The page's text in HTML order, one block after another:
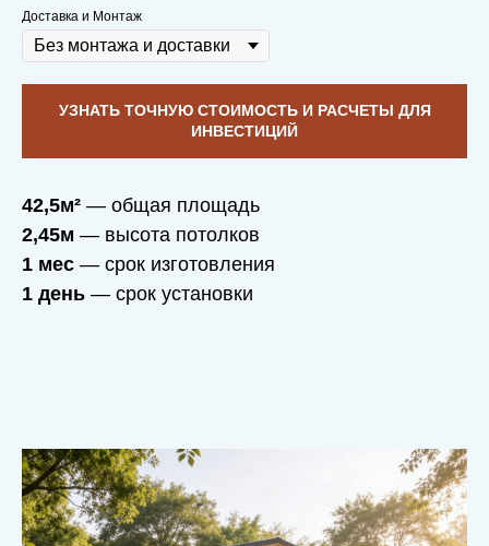
Доставка и Монтаж
УЗНАТЬ ТОЧНУЮ СТОИМОСТЬ И РАСЧЕТЫ ДЛЯ
ИНВЕСТИЦИЙ
42,5м² — общая площадь
2,45м — высота потолков
1 мес — срок изготовления
1 день — срок установки